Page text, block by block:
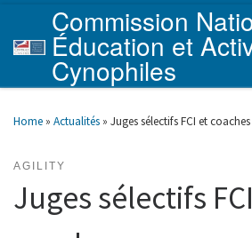
Skip to content
Commission
Éducation et
Cynophiles
Home » Actualités » Juges sélectifs FCI et coaches
AGILITY
Juges sélectifs